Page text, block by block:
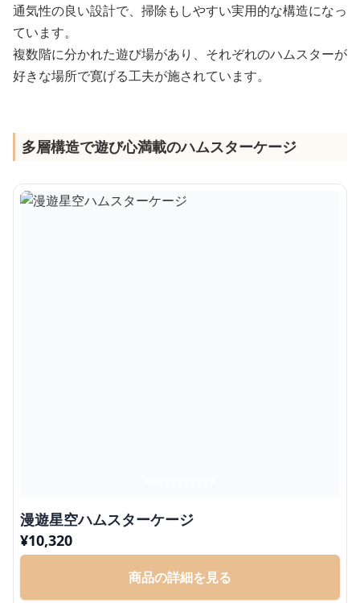
通気性の良い設計で、掃除もしやすい実用的な構造になっ
ています。
複数階に分かれた遊び場があり、それぞれのハムスターが
好きな場所で寛げる工夫が施されています。
多層構造で遊び心満載のハムスターケージ
漫遊星空ハムスターケージ
¥10,320
商品の詳細を見る